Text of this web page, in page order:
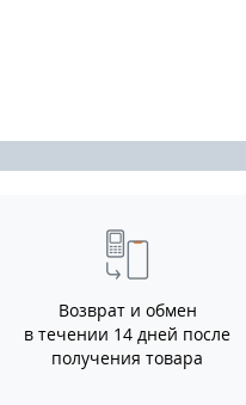
Возврат и обмен
в течении 14 дней после
получения товара